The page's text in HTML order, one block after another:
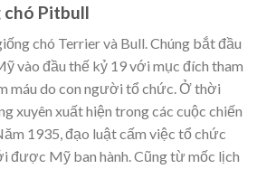
chó Pitbull
chó Terrier và Bull. Chúng bắt đầu
vào đầu thế kỷ 19 với mục đích tham
máu do con người tổ chức. Ở thời
xuyên xuất hiện trong các cuộc chiến
1935, đạo luật cấm việc tổ chức
được Mỹ ban hành. Cũng từ mốc lịch